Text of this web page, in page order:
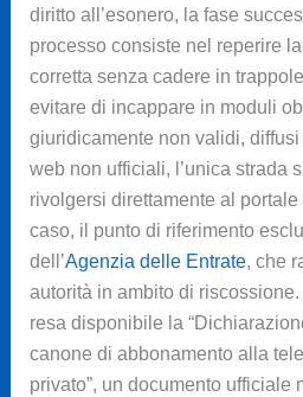
diritto all’esonero, la fase
processo consiste nel reperire
corretta senza cadere in
evitare di incappare in moduli
giuridicamente non validi,
web non ufficiali, l’unica strada
rivolgersi direttamente al
caso, il punto di riferimento
dell’Agenzia delle Entrate, che
autorità in ambito di
resa disponibile la
canone di abbonamento alla
privato”, un documento ufficiale